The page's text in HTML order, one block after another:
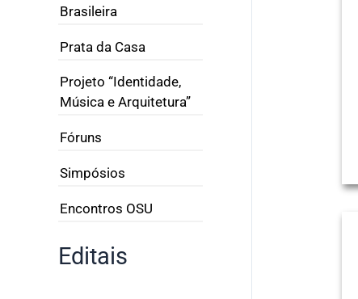
Brasileira
Prata da Casa
Projeto “Identidade,
Música e Arquitetura”
Fóruns
Simpósios
Encontros OSU
Editais